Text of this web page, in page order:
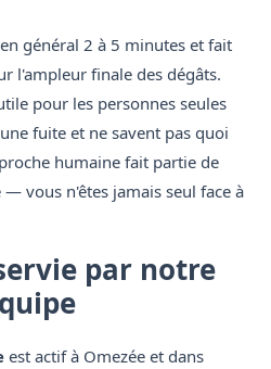
général 2 à 5 minutes et fait
l'ampleur finale des dégâts.
pour les personnes seules
fuite et ne savent pas quoi
humaine fait partie de
vous n'êtes jamais seul face à
par notre
est actif à Omezée et dans